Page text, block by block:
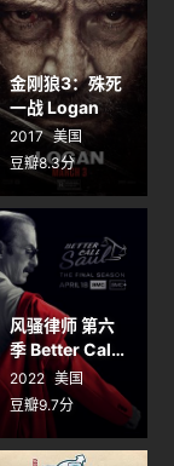
金刚狼3：殊死
一战 Logan
2017 美国
豆瓣8.3分
风骚律师 第六
季 Better Call
Saul Season 6
2022 美国
豆瓣9.7分